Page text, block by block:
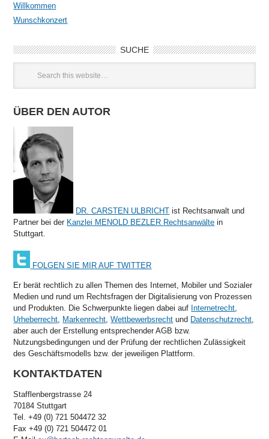
Willkommen
Wunschkonzert
SUCHE
ÜBER DEN AUTOR
DR. CARSTEN ULBRICHT ist Rechtsanwalt und
Partner bei der Kanzlei MENOLD BEZLER Rechtsanwälte in
Stuttgart.
FOLGEN SIE MIR AUF TWITTER
Er berät rechtlich zu allen Themen des Internet, Mobiler und Sozialer
Medien und rund um Rechtsfragen der Digitalisierung von Prozessen
und Produkten. Die Schwerpunkte liegen dabei auf Internetrecht,
Urheberrecht, Markenrecht,Wettbewerbsrecht und Datenschutzrecht,
aber auch der Erstellung entsprechender AGB bzw.
Nutzungsbedingungen und der Prüfung der rechtlichen Zulässigkeit
des Geschäftsmodells bzw. der jeweiligen Plattform.
KONTAKTDATEN
Stafflenbergstrasse 24
70184 Stuttgart
Tel. +49 (0) 721 504472 32
Fax +49 (0) 721 504472 01